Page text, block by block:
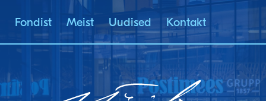
Fondist Meist Uudised Kontakt